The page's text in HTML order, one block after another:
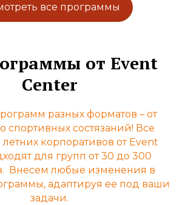
все программы
от Event
Сenter
разных форматов – от
спортивных состязаний! Все
корпоративов от Event
для групп от 30 до 300
Внесем любые изменения в
адаптируя ее под ваши
задачи.